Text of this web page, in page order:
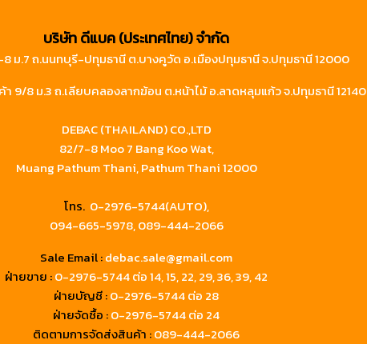
บริษัท ดีแบค (ประเทศไทย) จำกัด
ม.7 ถ.นนทบุรี-ปทุมธานี ต.บางคูวัด อ.เมืองปทุมธานี จ.ปทุมธานี 12000
า 9/8 ม.3 ถ.เลียบคลองลากฆ้อน ต.หน้าไม้ อ.ลาดหลุมแก้ว จ.ปทุมธานี 12140
DEBAC (THAILAND) CO.,LTD
82/7-8 Moo 7 Bang Koo Wat,
Muang Pathum Thani, Pathum Thani 12000
โทร. 0-2976-5744(AUTO),
094-665-5978,089-444-2066
Sale Email :debac.sale@gmail.com
ฝ่ายขาย :0-2976-5744ต่อ 14, 15, 22, 29, 36, 39, 42
ฝ่ายบัญชี :0-2976-5744 ต่อ 28
ฝ่ายจัดซื้อ :0-2976-5744 ต่อ 24
ติดตามการจัดส่งสินค้า :089-444-2066